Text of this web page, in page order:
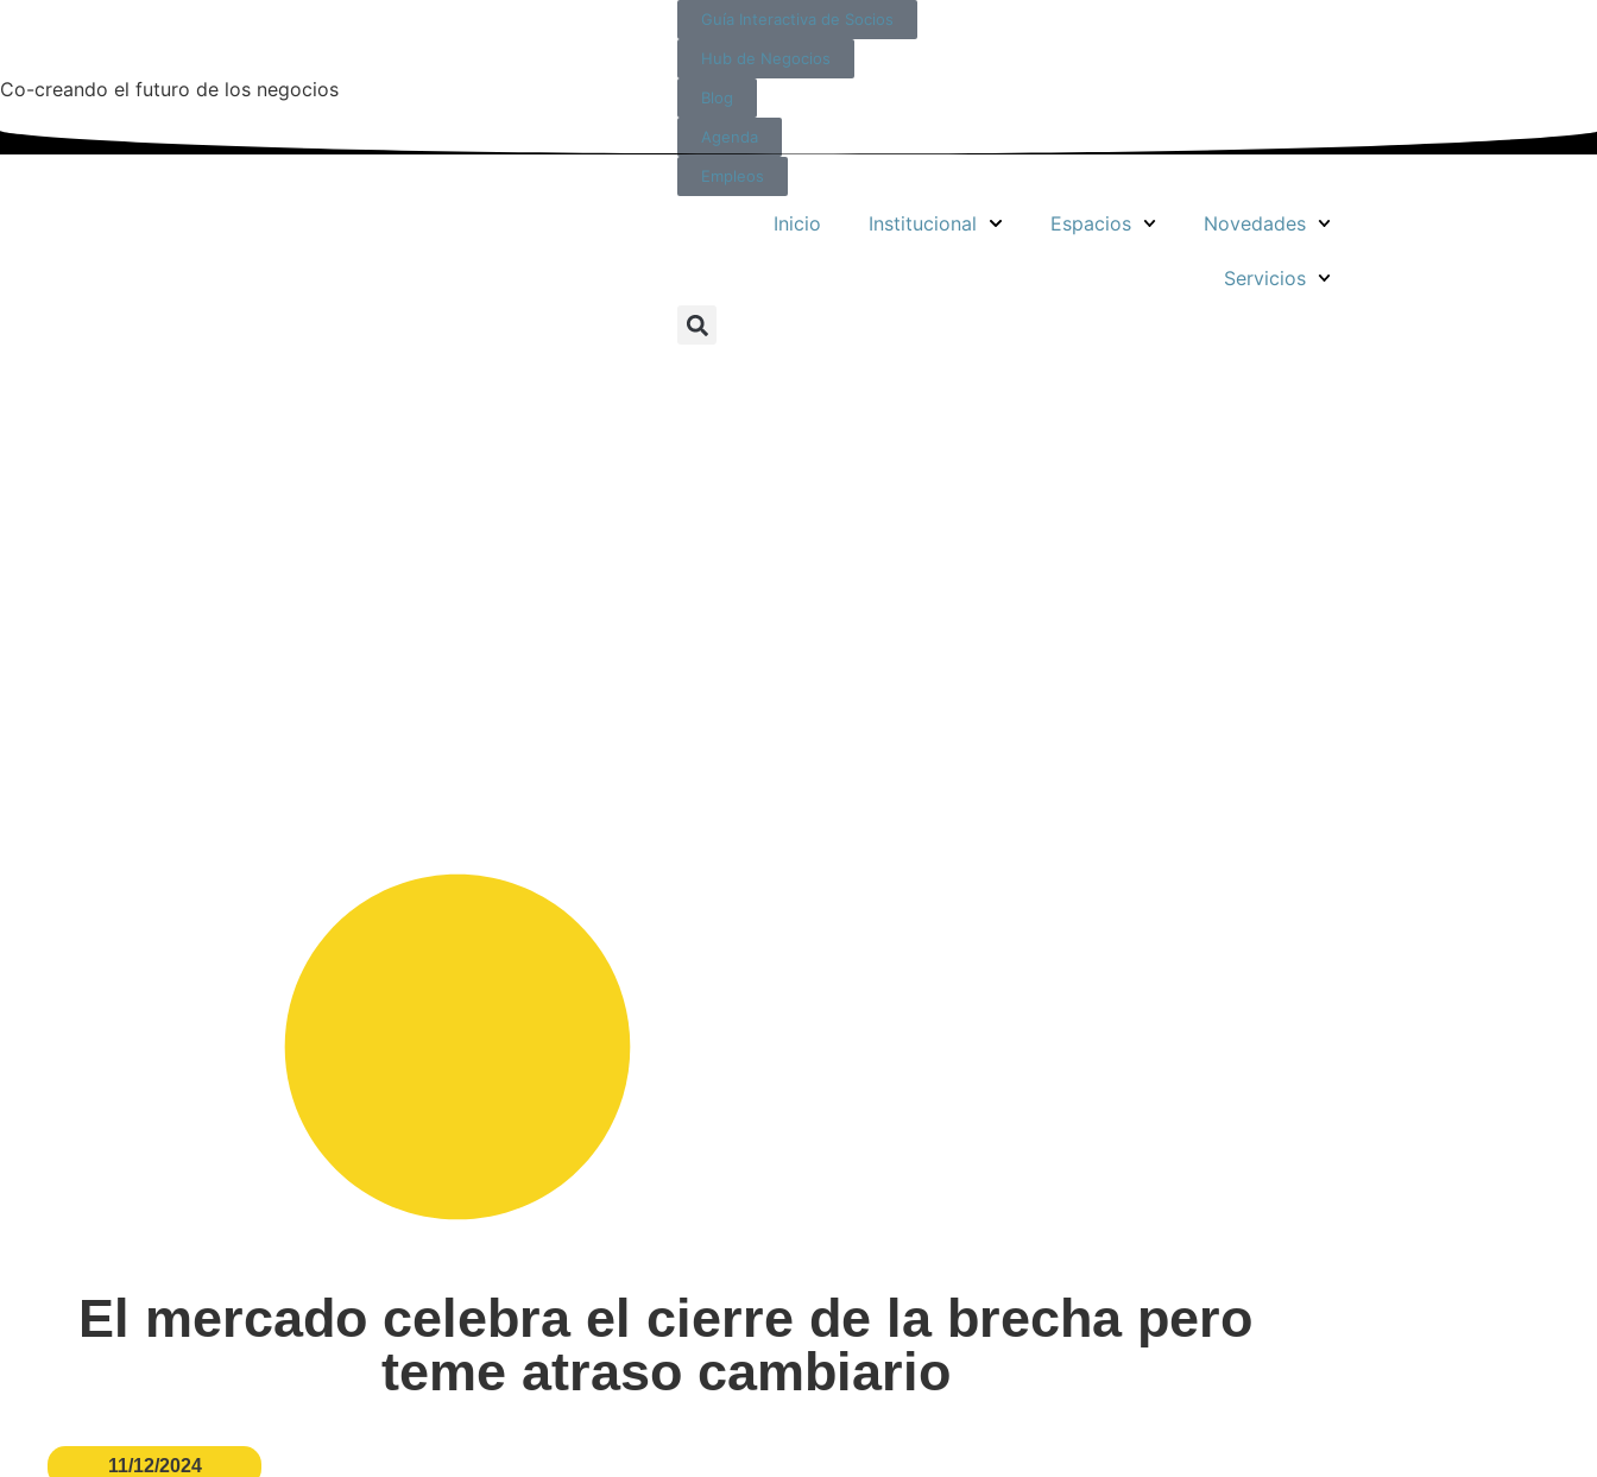
Co-creando el futuro de los negocios
Guía Interactiva de Socios
Hub de Negocios
Blog
Agenda
Empleos
Inicio Institucional Espacios Novedades
Servicios
El mercado celebra el cierre de la brecha pero
teme atraso cambiario
11/12/2024